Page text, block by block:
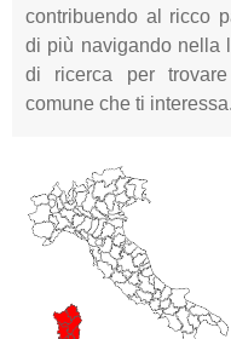
contribuendo al ricco
di più navigando nella
di ricerca per
comune che ti interessa.